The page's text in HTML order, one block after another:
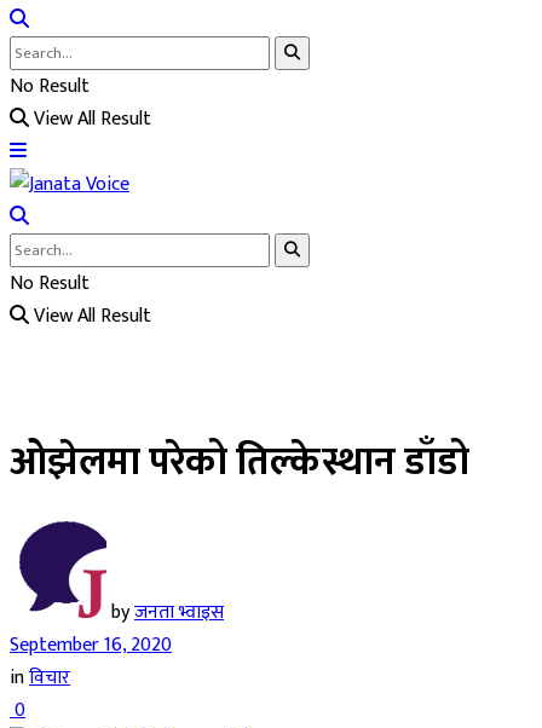
No Result
View All Result
No Result
View All Result
ओझेलमा परेको तिल्केस्थान डाँडो
byजनता भ्वाइस
September 16, 2020
inविचार
0